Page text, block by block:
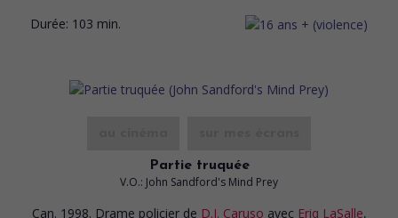
Durée: 103 min.
Partie truquée
V.O.: John Sandford's Mind Prey
Can. 1998. Drame policier de D.J. Caruso avec Eriq LaSalle,